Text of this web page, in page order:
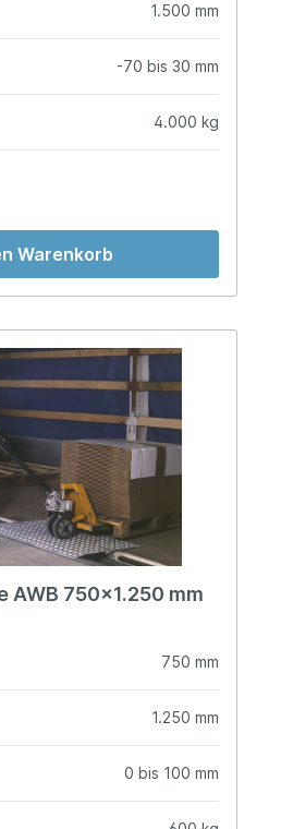
1.500 mm
-70 bis 30 mm
4.000 kg
Warenkorb
AWB 750x1.250 mm
750 mm
1.250 mm
0 bis 100 mm